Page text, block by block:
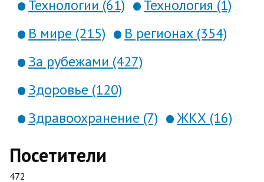
Технологии (61)
Технология (1)
В мире (215)
В регионах (354)
За рубежами (427)
Здоровье (120)
Здравоохранение (7)
ЖКХ (16)
Посетители
472